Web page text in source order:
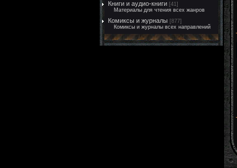
Книги и аудио-книги [41]
Материалы для чтения всех жанров
Комиксы и журналы [877]
Комиксы и журналы всех направлений